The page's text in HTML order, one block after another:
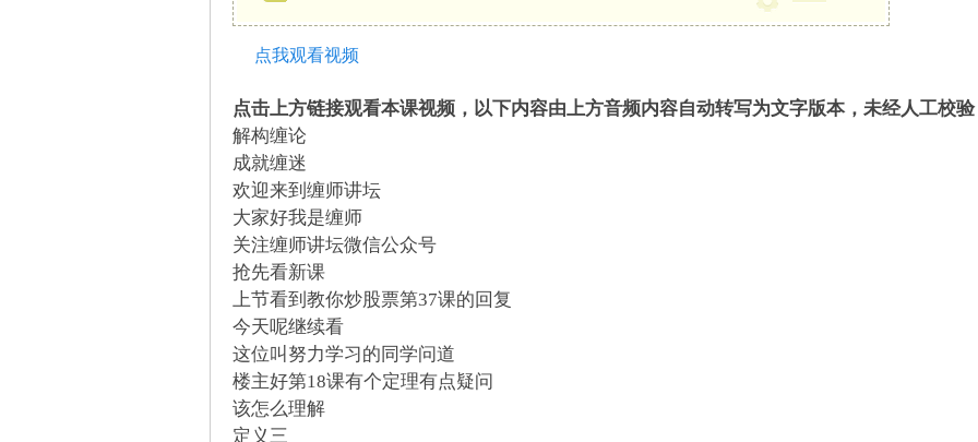
点我观看视频
点击上方链接观看本课视频，以下内容由上方音频内容自动转写为文字版本，未经人工校
解构缠论
成就缠迷
欢迎来到缠师讲坛
大家好我是缠师
关注缠师讲坛微信公众号
抢先看新课
上节看到教你炒股票第37课的回复
今天呢继续看
这位叫努力学习的同学问道
楼主好第18课有个定理有点疑问
该怎么理解
定义三